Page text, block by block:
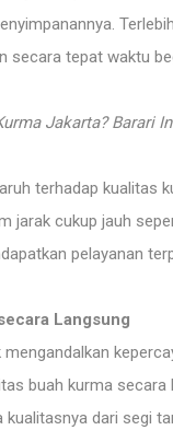
secara tepat waktu
Jakarta? Barari
terhadap kualitas
jarak cukup jauh
pelayanan
Langsung
buah kurma
dari segi